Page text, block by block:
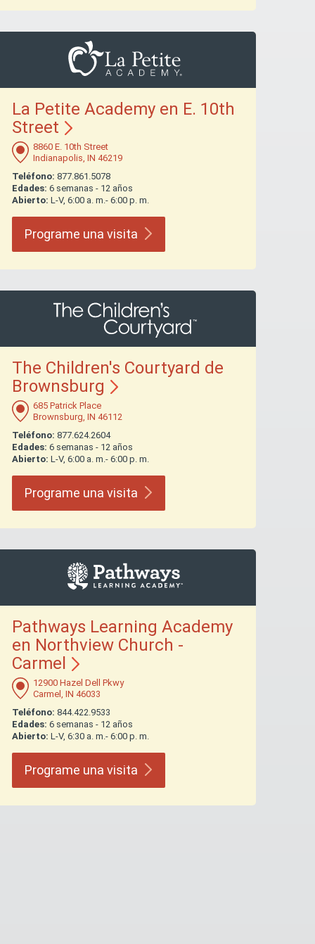
La Petite Academy en E. 10th
Street
8860 E. 10th Street
Indianapolis, IN 46219
Teléfono: 877.861.5078
Edades: 6 semanas - 12 años
Abierto: L-V, 6:00 a. m.- 6:00 p. m.
Programe una visita
The Children's Courtyard de
Brownsburg
685 Patrick Place
Brownsburg, IN 46112
Teléfono: 877.624.2604
Edades: 6 semanas - 12 años
Abierto: L-V, 6:00 a. m.- 6:00 p. m.
Programe una visita
Pathways Learning Academy
en Northview Church -
Carmel
12900 Hazel Dell Pkwy
Carmel, IN 46033
Teléfono: 844.422.9533
Edades: 6 semanas - 12 años
Abierto: L-V, 6:30 a. m.- 6:00 p. m.
Programe una visita